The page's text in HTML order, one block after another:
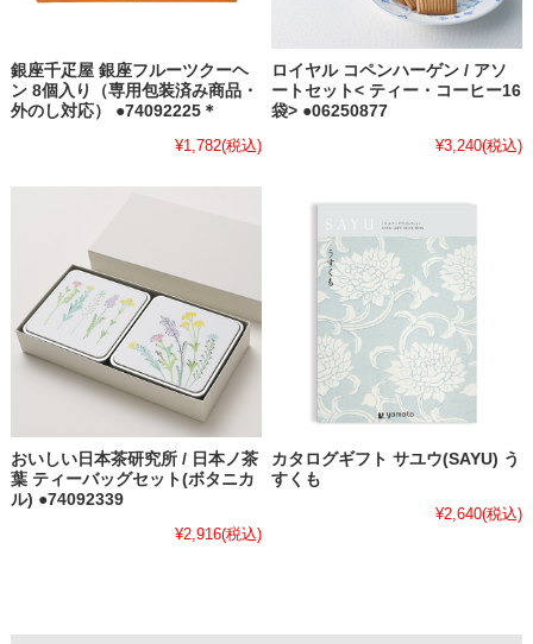
銀座千疋屋 銀座フルーツクーヘ
ン 8個入り（専用包装済み商品・
外のし対応） ●74092225＊
¥1,782(税込)
ロイヤル コペンハーゲン / アソ
ートセット< ティー・コーヒー16
袋> ●06250877
¥3,240(税込)
おいしい日本茶研究所 / 日本ノ茶
葉 ティーバッグセット(ボタニカ
ル) ●74092339
¥2,916(税込)
カタログギフト サユウ(SAYU) う
すくも
¥2,640(税込)